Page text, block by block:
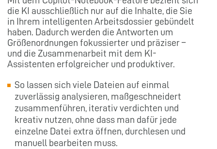
die KI ausschließlich nur auf die Inhalte, die Sie
in Ihrem intelligenten Arbeitsdossier gebündelt
haben. Dadurch werden die Antworten um
Größenordnungen fokussierter und präziser –
und die Zusammenarbeit mit dem KI-
Assistenten erfolgreicher und produktiver.
So lassen sich viele Dateien auf einmal
zuverlässig analysieren, maßgeschneidert
zusammenführen, iterativ verdichten und
kreativ nutzen, ohne dass man dafür jede
einzelne Datei extra öffnen, durchlesen und
manuell bearbeiten muss.